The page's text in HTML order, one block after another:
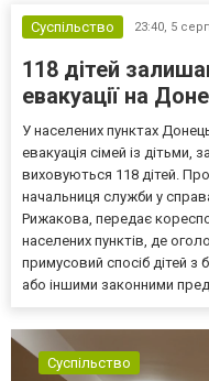
Суспільство 23:40, 5
118 дітей
евакуації на
У населених пунктах
евакуація сімей із
виховуються 118 дітей.
начальниця служби у
Рижакова, передає
населених пунктів, де
примусовий спосіб дітей з
або іншими законними
Суспільство